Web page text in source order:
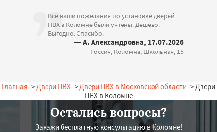
Все наши пожелания по установке дверей
ПВХ в Коломне были учтены. Дешево.
Выгодно. Спасибо.
— А. Александровна, 17.07.2026
Россия, Коломна, Школьная, 15
Главная -> Двери ПВХ -> Двери ПВХ в Московской области-> Двери
ПВХ в Коломне
Остались вопросы?
Закажи бесплатную консультацию в Коломне!